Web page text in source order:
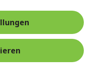
und Händler der
Shop angeboten